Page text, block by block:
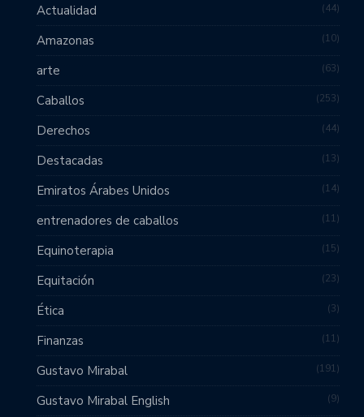
Actualidad 44
Amazonas 10
arte 63
Caballos 253
Derechos 44
Destacadas 13
Emiratos Árabes Unidos 14
entrenadores de caballos 11
Equinoterapia 15
Equitación 23
Ética 3
Finanzas 11
Gustavo Mirabal 191
Gustavo Mirabal English 9